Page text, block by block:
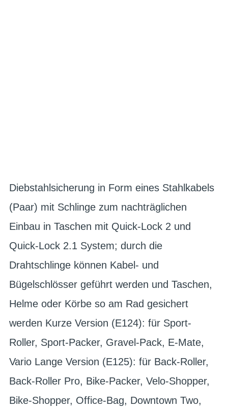
Diebstahlsicherung in Form eines Stahlkabels
(Paar) mit Schlinge zum nachträglichen
Einbau in Taschen mit Quick-Lock 2 und
Quick-Lock 2.1 System; durch die
Drahtschlinge können Kabel- und
Bügelschlösser geführt werden und Taschen,
Helme oder Körbe so am Rad gesichert
werden Kurze Version (E124): für Sport-
Roller, Sport-Packer, Gravel-Pack, E-Mate,
Vario Lange Version (E125): für Back-Roller,
Back-Roller Pro, Bike-Packer, Velo-Shopper,
Bike-Shopper, Office-Bag, Downtown Two,